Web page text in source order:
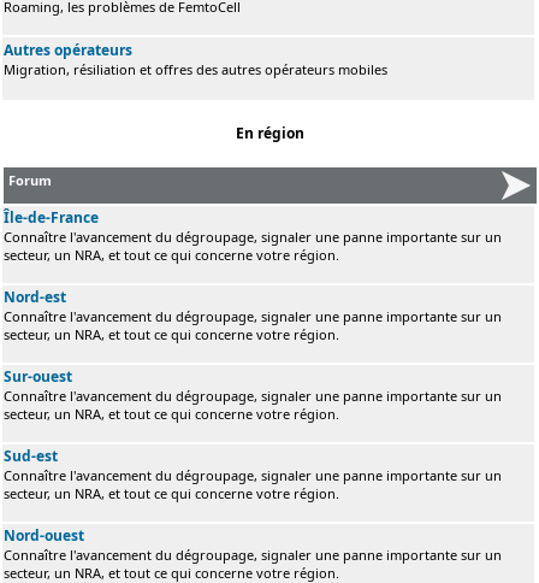
Roaming, les problèmes de FemtoCell
Autres opérateurs
Migration, résiliation et offres des autres opérateurs mobiles
En région
Forum
Île-de-France
Connaître l'avancement du dégroupage, signaler une panne importante sur un
secteur, un NRA, et tout ce qui concerne votre région.
Nord-est
Connaître l'avancement du dégroupage, signaler une panne importante sur un
secteur, un NRA, et tout ce qui concerne votre région.
Sur-ouest
Connaître l'avancement du dégroupage, signaler une panne importante sur un
secteur, un NRA, et tout ce qui concerne votre région.
Sud-est
Connaître l'avancement du dégroupage, signaler une panne importante sur un
secteur, un NRA, et tout ce qui concerne votre région.
Nord-ouest
Connaître l'avancement du dégroupage, signaler une panne importante sur un
secteur, un NRA, et tout ce qui concerne votre région.